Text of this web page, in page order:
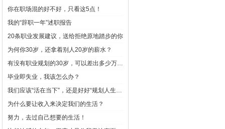
你在职场混的好不好，只看这5点！
我的“辞职一年”述职报告
20条职业发展建议，送给拒绝原地踏步的你
为何你30岁，还拿着别人20岁的薪水？
有没有职业规划的30岁，可以差出多少万年薪？
毕业即失业，我该怎么办？
我们应该“活在当下”，还是好好“规划人生”？
为什么要让收入来决定我们的生活？
努力，去过自己想要的生活！